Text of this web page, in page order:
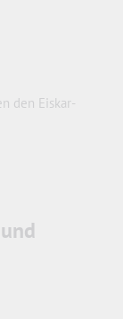
den Eiskar-